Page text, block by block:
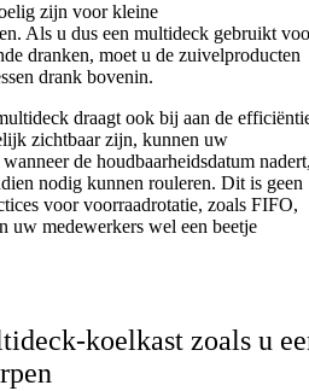
zijn voor kleine
. Als u dus een multideck gebruikt
dranken, moet u de zuivelproducten
drank bovenin.
draagt ook bij aan de
zichtbaar zijn, kunnen uw
wanneerde houdbaarheidsdatum nadert
nodig kunnen rouleren. Dit is geen
voor voorraadrotatie, zoals FIFO,
uw medewerkers wel een beetje
koelkast zoals u